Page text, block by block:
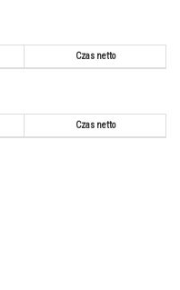
Czas netto
Czas netto